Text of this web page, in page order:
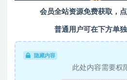
会员全站资源免费获取，
普通用户可在下方单独
隐藏内容
此处内容需要权